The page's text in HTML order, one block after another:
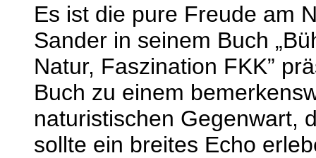
Es ist die pure Freude am
Sander in seinem Buch
Natur, Faszination FKK”
Buch zu einem
naturistischen Gegenwart,
sollte ein breites Echo